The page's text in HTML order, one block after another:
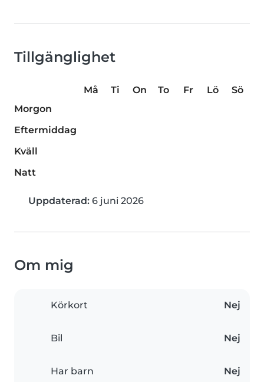
Tillgänglighet
Må Ti On To Fr Lö
Sö
Morgon
Eftermiddag
Kväll
Natt
Uppdaterad: 6 juni 2026
Om mig
Körkort Nej
Bil Nej
Har barn Nej